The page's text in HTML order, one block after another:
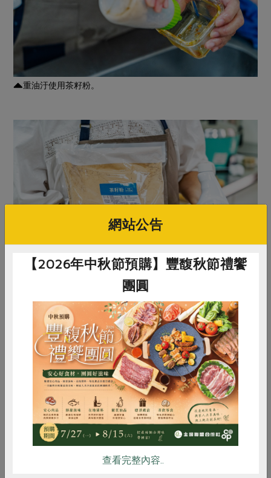
重油汙使用茶籽粉。
子姍老師推薦合作社多功能清潔劑與茶籽粉作年節打掃使用。
掃除撇步：檸檬酸
年節打掃時可以調製一些「檸檬酸」水溶液，噴在有
水垢之處，很快就亮晶晶！噴在地板與馬桶，靜置隔
夜再刷洗，輕鬆又快速！
惜食 RPET 食譜 減硝酸鹽
雞蛋 食安 共同購買
網站公告
【2026年中秋節預購】豐馥秋節禮饗
團圓
查看完整內容..